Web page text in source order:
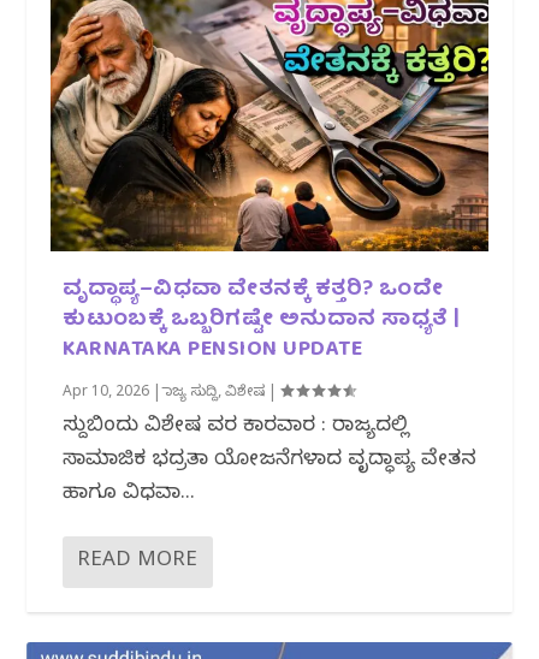
ವೃದ್ಧಾಪ್ಯ–ವಿಧವಾ ವೇತನಕ್ಕೆ ಕತ್ತರಿ? ಒಂದೇ
ಕುಟುಂಬಕ್ಕೆ ಒಬ್ಬರಿಗಷ್ಟೇ ಅನುದಾನ ಸಾಧ್ಯತೆ |
KARNATAKA PENSION UPDATE
Apr 10, 2026 |ರಾಜ್ಯ ಸುದ್ದಿ,ವಿಶೇಷ |
ಸುದ್ದಿಬಿಂದು ವಿಶೇಷ ವರದಿ ಕಾರವಾರ : ರಾಜ್ಯದಲ್ಲಿ
ಸಾಮಾಜಿಕ ಭದ್ರತಾ ಯೋಜನೆಗಳಾದ ವೃದ್ಧಾಪ್ಯ ವೇತನ
ಹಾಗೂ ವಿಧವಾ...
READ MORE